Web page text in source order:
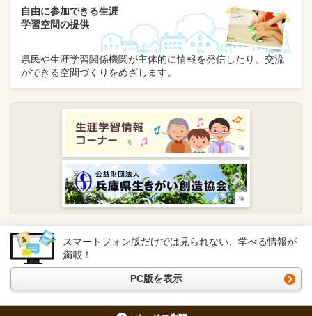
自由に参加できる生涯
学習空間の提供
県民や生涯学習関係機関が主体的に情報を発信したり、交流
ができる空間づくりをめざします。
スマートフォン版だけでは見られない、学べる情報が
満載！
PC版を表示